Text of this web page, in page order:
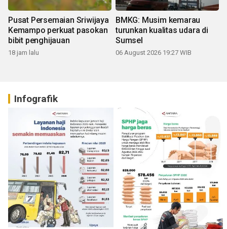
Pusat Persemaian Sriwijaya
Kemampo perkuat pasokan
bibit penghijauan
18 jam lalu
BMKG: Musim kemarau
turunkan kualitas udara di
Sumsel
06 August 2026 19:27 WIB
Infografik